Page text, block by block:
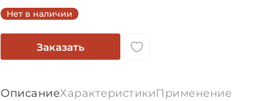
Нет в наличии
Заказать
ОписаниеХарактеристикиПрименение